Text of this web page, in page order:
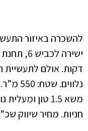
להשכרה באיזור
דקות. אולם
חניות. מחיר שיווק שכ”ד: 60 ש”ח למ”ר. עמלת